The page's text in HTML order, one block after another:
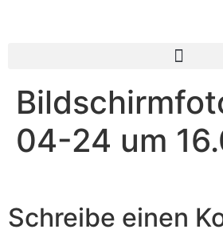
04-24 um
Schreibe einen